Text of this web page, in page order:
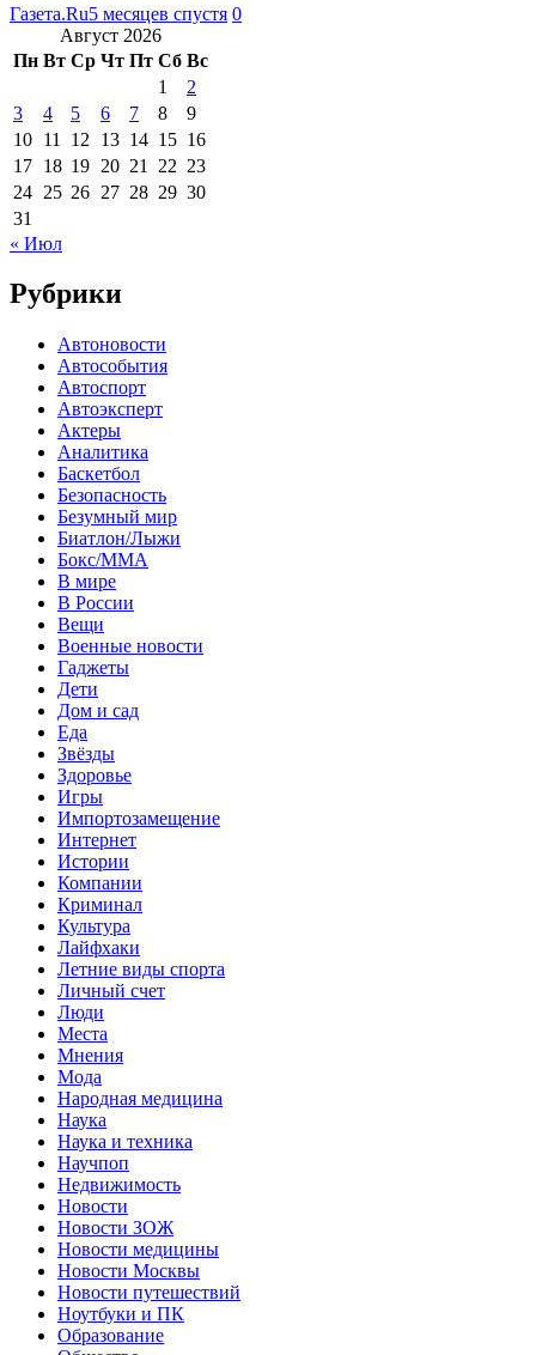
Газета.Ru5 месяцев спустя 0
Август 2026
Пн Вт Ср Чт Пт Сб Вс
1
2
3
4 5 6 7 8
9
10 11 12 13 14 15 16
17 18 19 20 21 22 23
24 25 26 27 28 29 30
31
« Июл
Рубрики
Автоновости
Автособытия
Автоспорт
Автоэксперт
Актеры
Аналитика
Баскетбол
Безопасность
Безумный мир
Биатлон/Лыжи
Бокс/MMA
В мире
В России
Вещи
Военные новости
Гаджеты
Дети
Дом и сад
Еда
Звёзды
Здоровье
Игры
Импортозамещение
Интернет
Истории
Компании
Криминал
Культура
Лайфхаки
Летние виды спорта
Личный счет
Люди
Места
Мнения
Мода
Народная медицина
Наука
Наука и техника
Научпоп
Недвижимость
Новости
Новости ЗОЖ
Новости медицины
Новости Москвы
Новости путешествий
Ноутбуки и ПК
Образование